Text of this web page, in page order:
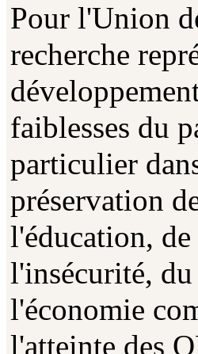
Pour l'Union
recherche
faiblesses du
particulier
préservation
l'éducation,
l'insécurité,
l'économie
l'atteinte des